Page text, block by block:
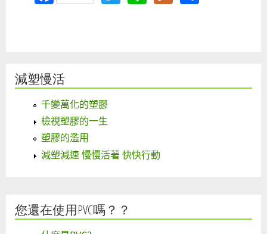
減塑慢活
千變萬化的塑膠
檢視塑膠的一生
塑膠的濫用
減塑減速 慢慢活著 快快行動
您還在使用PVC嗎？？